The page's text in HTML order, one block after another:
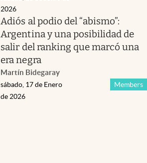
2026
Adiós al podio del “abismo”:
Argentina y una posibilidad de
salir del ranking que marcó una
era negra
Martín Bidegaray
Members
sábado, 17 de Enero
de 2026